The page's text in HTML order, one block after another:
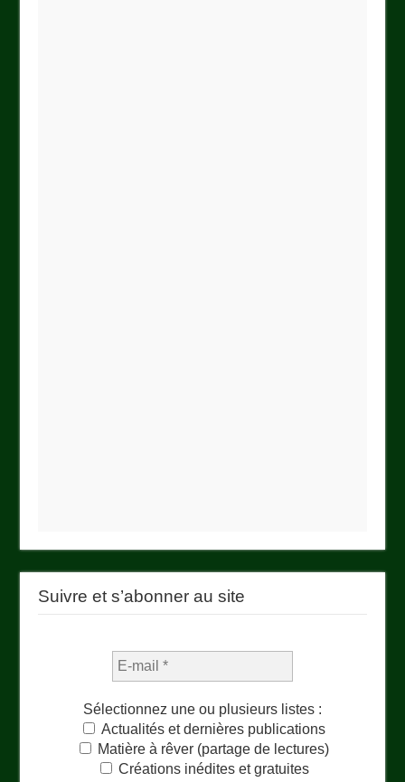
Suivre et s’abonner au site
Sélectionnez une ou plusieurs listes :
Actualités et dernières publications
Matière à rêver (partage de lectures)
Créations inédites et gratuites